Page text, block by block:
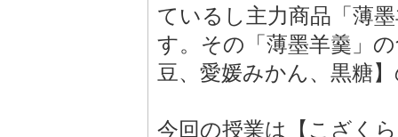
ているし主力商品「薄
す。その「薄墨羊羹」
豆、愛媛みかん、黒糖
今回の授業は【こざく